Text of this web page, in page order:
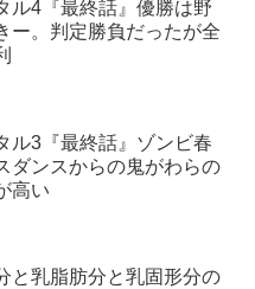
ル4『最終話』優勝は野
ー。判定勝負だったが全
ル3『最終話』ゾンビ春
ダンスからの鬼がわらの
高い
と乳脂肪分と乳固形分の